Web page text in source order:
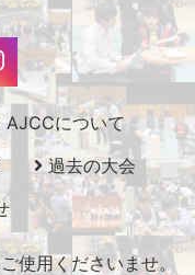
AJCCについて
過去の大会
使用くださいませ。